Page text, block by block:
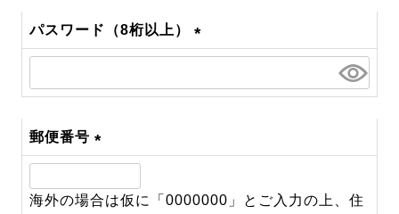
パスワード（8桁以上）
(必
郵便番号
(必
須)
海外の場合は仮に「0000000」とご入力の上、住